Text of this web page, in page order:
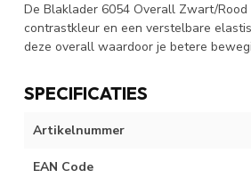
De Blaklader 6054 Overall Zwart/
contrastkleur en een verstelbare
deze overall waardoor je betere
SPECIFICATIES
Artikelnummer
EAN Code